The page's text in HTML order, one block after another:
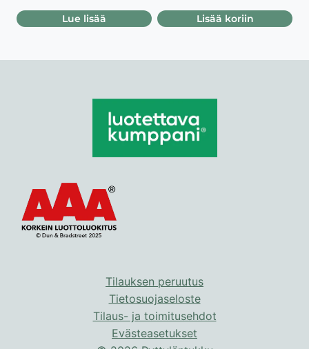
Lue lisää
oli:
9,90 €.
on:
5,45 €.
Lisää koriin
Tilauksen peruutus
Tietosuojaseloste
Tilaus- ja toimitusehdot
Evästeasetukset